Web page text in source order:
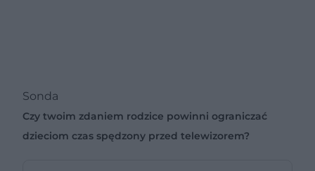
Sonda
Czy twoim zdaniem rodzice powinni ograniczać
dzieciom czas spędzony przed telewizorem?